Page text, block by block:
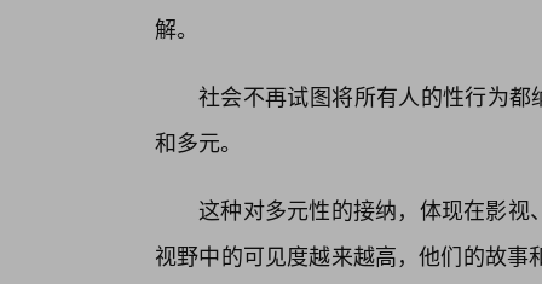
解。
社会不再试图将所有人的性行为都
和多元。
这种对多元性的接纳，体现在影
视野中的可见度越来越高，他们的故